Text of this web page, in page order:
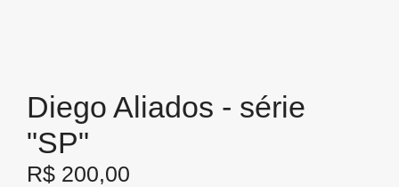
Diego Aliados - série
"SP"
R$ 200,00